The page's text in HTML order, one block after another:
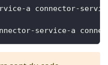
a connector-
service-a